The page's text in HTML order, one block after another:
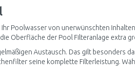
Poolwasser von unerwünschten
Oberfläche der Pool Filteranlage extra
Austausch. Das gilt besonders
seine komplette Filterleistung.